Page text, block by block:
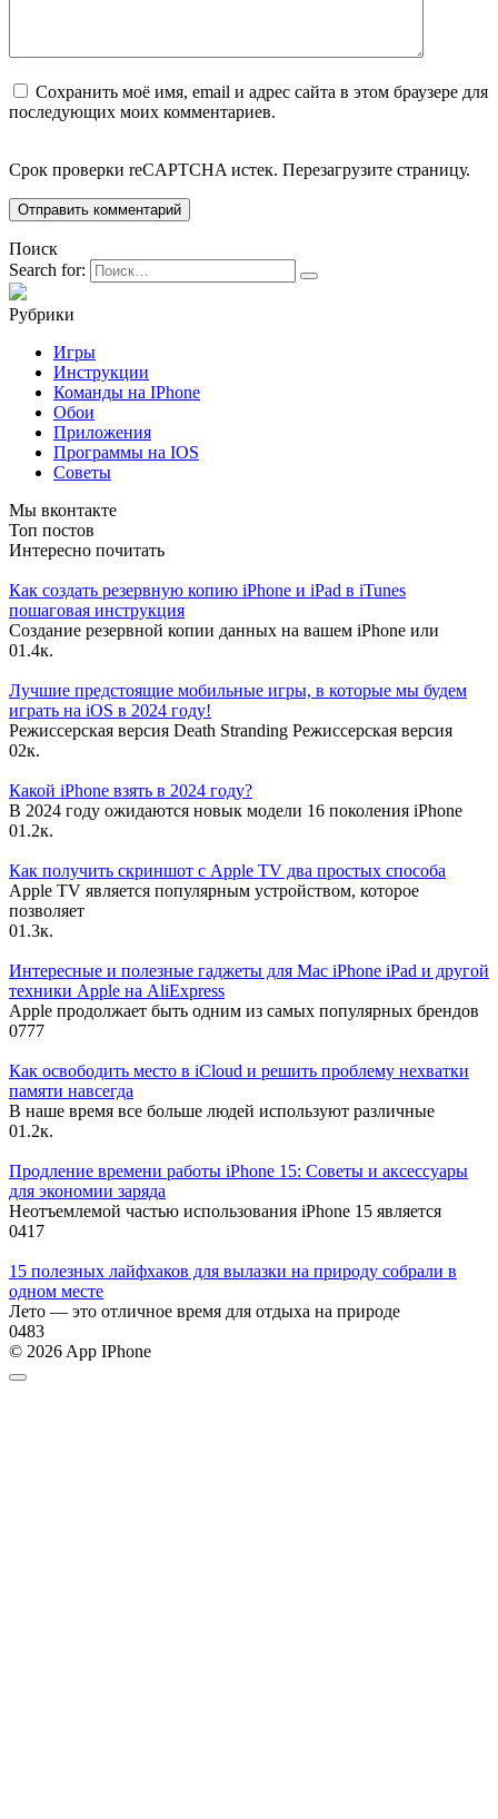
Сохранить моё имя, email и адрес сайта в этом браузере для
последующих моих комментариев.
Срок проверки reCAPTCHA истек. Перезагрузите страницу.
Поиск
Search for:
Рубрики
Игры
Инструкции
Команды на IPhone
Обои
Приложения
Программы на IOS
Советы
Мы вконтакте
Топ постов
Интересно почитать
Как создать резервную копию iPhone и iPad в iTunes
пошаговая инструкция
Создание резервной копии данных на вашем iPhone или
01.4к.
Лучшие предстоящие мобильные игры, в которые мы будем
играть на iOS в 2024 году!
Режиссерская версия Death Stranding Режиссерская версия
02к.
Какой iPhone взять в 2024 году?
В 2024 году ожидаются новык модели 16 поколения iPhone
01.2к.
Как получить скриншот с Apple TV два простых способа
Apple TV является популярным устройством, которое
позволяет
01.3к.
Интересные и полезные гаджеты для Mac iPhone iPad и другой
техники Apple на AliExpress
Apple продолжает быть одним из самых популярных брендов
0777
Как освободить место в iCloud и решить проблему нехватки
памяти навсегда
В наше время все больше людей используют различные
01.2к.
Продление времени работы iPhone 15: Советы и аксессуары
для экономии заряда
Неотъемлемой частью использования iPhone 15 является
0417
15 полезных лайфхаков для вылазки на природу собрали в
одном месте
Лето — это отличное время для отдыха на природе
0483
© 2026 App IPhone